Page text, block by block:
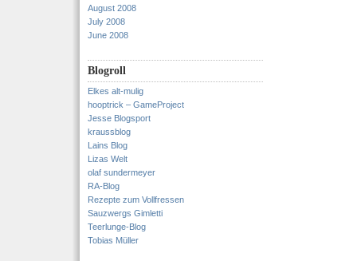
August 2008
July 2008
June 2008
Blogroll
Elkes alt-mulig
hooptrick – GameProject
Jesse Blogsport
kraussblog
Lains Blog
Lizas Welt
olaf sundermeyer
RA-Blog
Rezepte zum Vollfressen
Sauzwergs Gimletti
Teerlunge-Blog
Tobias Müller